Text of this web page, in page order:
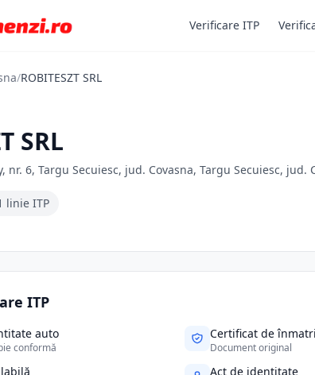
Verificare ITP
/ROBITESZT SRL
SRL
nr. 6, Targu Secuiesc, jud. Covasna, Targu Secuiesc, jud.
linie ITP
ITP
auto
conformă
Certificat de
Document original
Act de identitate